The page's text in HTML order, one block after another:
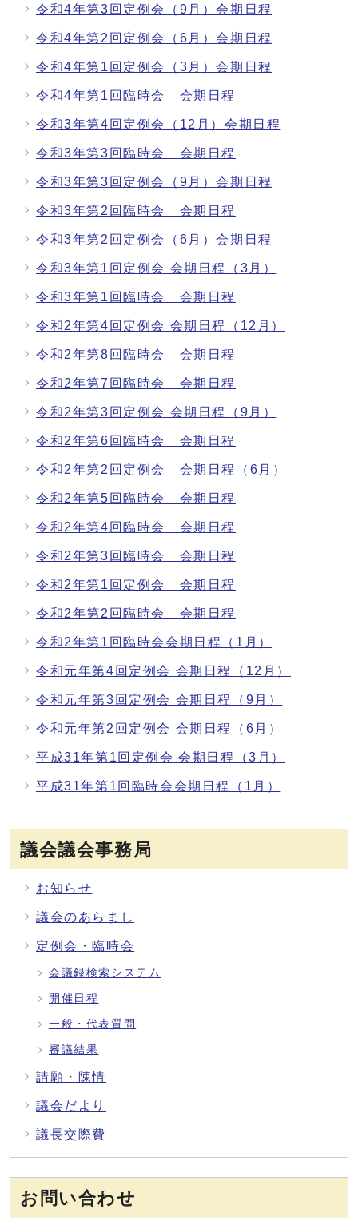
令和4年第3回定例会（9月）会期日程
令和4年第2回定例会（6月）会期日程
令和4年第1回定例会（3月）会期日程
令和4年第1回臨時会 会期日程
令和3年第4回定例会（12月）会期日程
令和3年第3回臨時会 会期日程
令和3年第3回定例会（9月）会期日程
令和3年第2回臨時会 会期日程
令和3年第2回定例会（6月）会期日程
令和3年第1回定例会 会期日程（3月）
令和3年第1回臨時会 会期日程
令和2年第4回定例会 会期日程（12月）
令和2年第8回臨時会 会期日程
令和2年第7回臨時会 会期日程
令和2年第3回定例会 会期日程（9月）
令和2年第6回臨時会 会期日程
令和2年第2回定例会 会期日程（6月）
令和2年第5回臨時会 会期日程
令和2年第4回臨時会 会期日程
令和2年第3回臨時会 会期日程
令和2年第1回定例会 会期日程
令和2年第2回臨時会 会期日程
令和2年第1回臨時会会期日程（1月）
令和元年第4回定例会 会期日程（12月）
令和元年第3回定例会 会期日程（9月）
令和元年第2回定例会 会期日程（6月）
平成31年第1回定例会 会期日程（3月）
平成31年第1回臨時会会期日程（1月）
議会議会事務局
お知らせ
議会のあらまし
定例会・臨時会
会議録検索システム
開催日程
一般・代表質問
審議結果
請願・陳情
議会だより
議長交際費
お問い合わせ